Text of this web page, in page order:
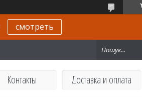
смотреть
Контакты Доставка и оплата